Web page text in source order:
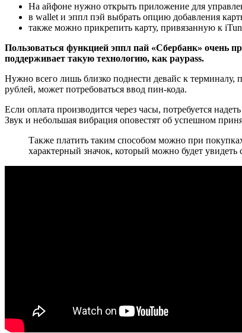
На айфоне нужно открыть приложение для
в wallet и эппл пэй выбрать опцию добавления
также можно прикрепить карту, привязанную к
Пользоваться функцией эппл пай «Сбербанк» очень
поддерживает такую технологию, как paypass.
Нужно всего лишь близко поднести девайс к
рублей, может потребоваться ввод пин-кода.
Если оплата производится через часы, потребуется
Звук и небольшая вибрация оповестят об успешном
Также платить таким способом можно при
характерный значок, который можно будет